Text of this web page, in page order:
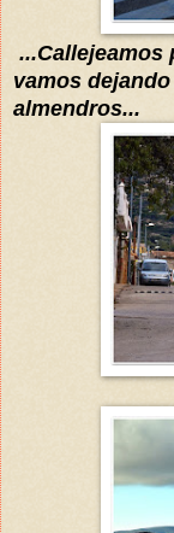
...Callejeamos
vamos dejando
almendros...